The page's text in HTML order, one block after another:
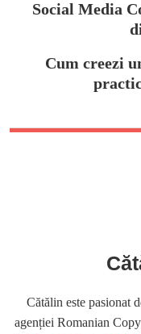
Social Media
Cum creezi
Cătălin este pasionat
agenției Romanian